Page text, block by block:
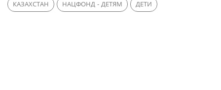
КАЗАХСТАН НАЦФОНД - ДЕТЯМ ДЕТИ